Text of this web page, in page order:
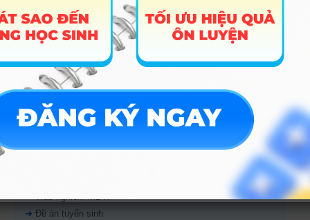
TIN MỚI NHẤT
Tuyển sinh trung cấp công an năm 2026
Học viện Công an Nhân dân điểm chuẩn 2026: Cập nhật mới nhất
Điểm sàn các trường công an năm 2026
➜Trắc nghiệm MBTI
➜ Đề án tuyển sinh